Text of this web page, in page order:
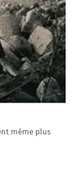
même plus